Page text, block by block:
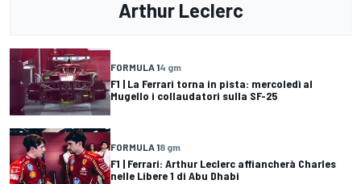
Arthur Leclerc
FORMULA 14 gm
F1 | La Ferrari torna in pista: mercoledì al
Mugello i collaudatori sulla SF-25
FORMULA 18 gm
F1 | Ferrari: Arthur Leclerc affiancherà Charles
nelle Libere 1 di Abu Dhabi